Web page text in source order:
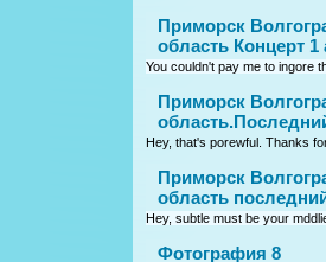
Приморск
область Концерт 1
You couldn't pay me to ingore
Приморск
Hey, that's porewful. Thanks
Приморск
область
Hey, subtle must be your
Фотография 8